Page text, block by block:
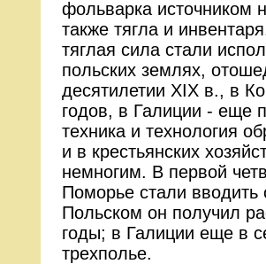
фольварка источником
также тягла и
тяглая сила стали
польских землях,
десятилетии XIX в., в
годов, в Галиции - еще
техника и технология
и в крестьянских
немногим. В первой
Поморье стали вводить
Польском он получил
годы; в Галиции еще в
трехполье.